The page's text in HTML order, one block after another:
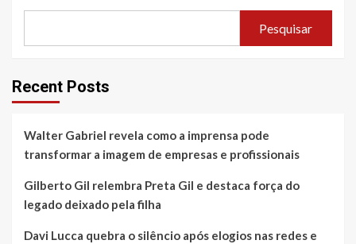
Pesquisar
Recent Posts
Walter Gabriel revela como a imprensa pode
transformar a imagem de empresas e profissionais
Gilberto Gil relembra Preta Gil e destaca força do
legado deixado pela filha
Davi Lucca quebra o silêncio após elogios nas redes e